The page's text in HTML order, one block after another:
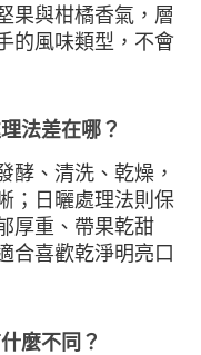
果與柑橘香氣，層
的風味類型，不會
法差在哪？
酵、清洗、乾燥，
；日曬處理法則保
厚重、帶果乾甜
合喜歡乾淨明亮口
麼不同？